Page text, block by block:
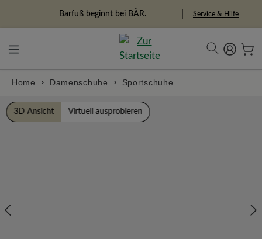
Freiheitspioniere Service & Hilfe
Home Damenschuhe Sportschuhe
Bildergalerie überspringen
3D Ansicht Virtuell ausprobieren